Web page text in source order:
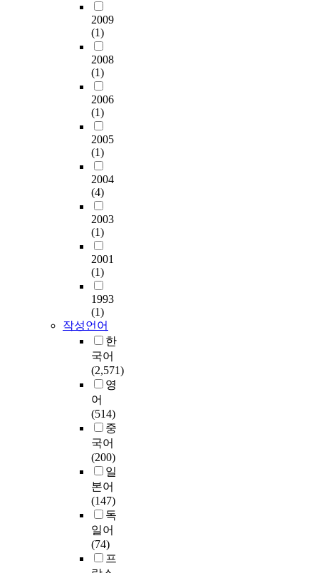
2009
(1)
2008
(1)
2006
(1)
2005
(1)
2004
(4)
2003
(1)
2001
(1)
1993
(1)
작성언어
한
국어
(2,571)
영
어
(514)
중
국어
(200)
일
본어
(147)
독
일어
(74)
프